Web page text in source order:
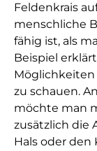
Feldenkrais
menschliche
fähig ist, als
Beispiel
Möglichkeiten
zu schauen.
möchte man
zusätzlich die
Hals oder den